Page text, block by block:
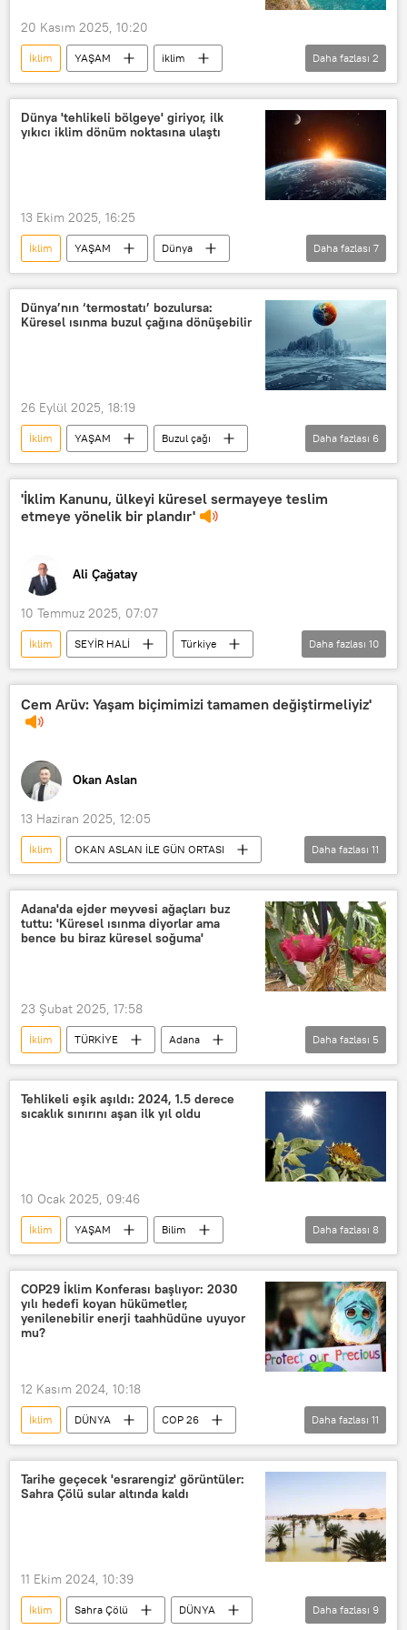
20 Kasım 2025, 10:20
İklim YAŞAM
iklim
iklim değişikliği
kıyı erozyonu
Daha fazlası 2
Dünya 'tehlikeli bölgeye' giriyor, ilk
yıkıcı iklim dönüm noktasına ulaştı
13 Ekim 2025, 16:25
İklim YAŞAM
Dünya
Antarktika
Grönland
Exeter
Küresel ısınma
Mercan resifi
Çevre
Amazon
Daha fazlası 7
Dünya’nın ‘termostatı’ bozulursa:
Küresel ısınma buzul çağına dönüşebilir
26 Eylül 2025, 18:19
İklim YAŞAM
Buzul çağı
Dünya
Küresel ısınma
iklim değişikliği
Çevre
California Üniversitesi
Haberler
Daha fazlası 6
'İklim Kanunu, ülkeyi küresel sermayeye teslim
etmeye yönelik bir plandır'
Ali Çağatay
10 Temmuz 2025, 07:07
İklim SEYİR HALİ
Türkiye
Resmî Gazete
İklim Yasası
Ali Çağatay
Seyir Hali
Radyo Sputnik
sera gazı emisyonu
Daha fazlası 10
Cem Arüv: Yaşam biçimimizi tamamen değiştirmeliyiz'
Okan Aslan
13 Haziran 2025, 12:05
İklim
OKAN ASLAN İLE GÜN ORTASI
Haberler
Türkiye
Radyo Sputnik
Radyo
RADYO
Çevre
Çevre kirliliği
Daha fazlası 11
Adana'da ejder meyvesi ağaçları buz
tuttu: 'Küresel ısınma diyorlar ama
bence bu biraz küresel soğuma'
23 Şubat 2025, 17:58
İklim TÜRKİYE
Adana
ejder meyvesi
buz
iklim değişikliği
Küresel ısınma
küresel soğuma
Daha fazlası 5
Tehlikeli eşik aşıldı: 2024, 1.5 derece
sıcaklık sınırını aşan ilk yıl oldu
10 Ocak 2025, 09:46
İklim YAŞAM
Bilim
Çevre
iklim değişikliği
İklim krizi
Sıcaklık
Copernicus
Sera gazı
sera gazı emisyonu
Daha fazlası 8
COP29 İklim Konferası başlıyor: 2030
yılı hedefi koyan hükümetler,
yenilenebilir enerji taahhüdüne uyuyor
mu?
12 Kasım 2024, 10:18
İklim DÜNYA
COP 26
iklim
iklim değişikliği
Paris İklim Anlaşması
Güneş enerjisi
Hava
yeşil
Daha fazlası 11
Tarihe geçecek 'esrarengiz' görüntüler:
Sahra Çölü sular altında kaldı
11 Ekim 2024, 10:39
İklim Sahra Çölü
DÜNYA
Daha fazlası 9